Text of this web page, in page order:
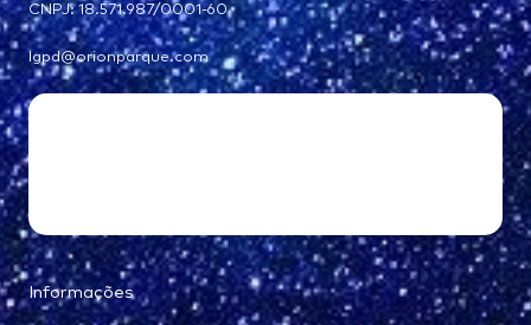
Informações
CNPJ: 18.571.987/0001-60
lgpd@orionparque.com